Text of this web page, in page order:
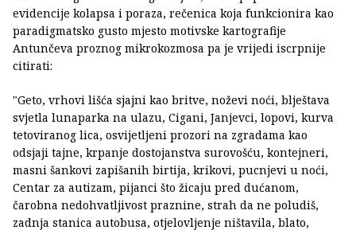
evidencije kolapsa i poraza, rečenica koja funkcionira kao
paradigmatsko gusto mjesto motivske kartografije
Antunčeva proznog mikrokozmosa pa je vrijedi iscrpnije
citirati:
"Geto, vrhovi lišća sjajni kao britve, noževi noći, blještava
svjetla lunaparka na ulazu, Cigani, Janjevci, lopovi, kurva
tetoviranog lica, osvijetljeni prozori na zgradama kao
odsjaji tajne, krpanje dostojanstva surovošću, kontejneri,
masni šankovi zapišanih birtija, krikovi, pucnjevi u noći,
Centar za autizam, pijanci što žicaju pred dućanom,
čarobna nedohvatljivost praznine, strah da ne poludiš,
zadnja stanica autobusa, otjelovljenje ništavila, blato,